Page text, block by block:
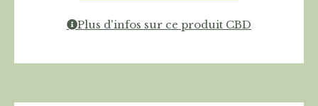
Plus d'infos sur ce produit CBD